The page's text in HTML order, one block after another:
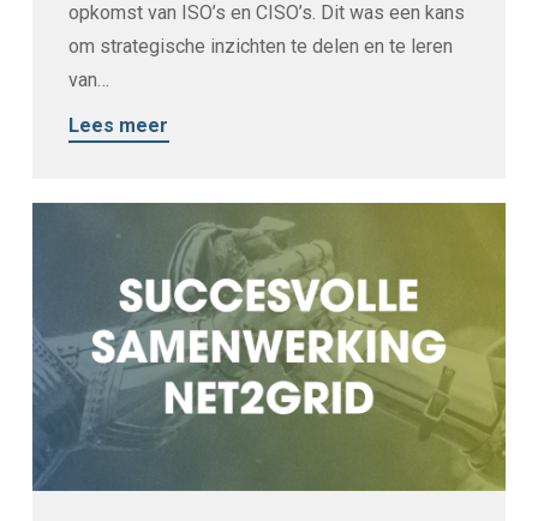
opkomst van ISO’s en CISO’s. Dit was een kans
om strategische inzichten te delen en te leren
van…
Lees meer